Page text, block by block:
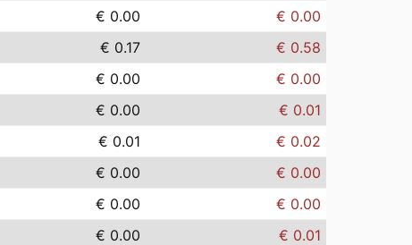
€ 0.00
€ 0.00
€ 0.17
€ 0.58
€ 0.00
€ 0.00
€ 0.00
€ 0.01
€ 0.01
€ 0.02
€ 0.00
€ 0.00
€ 0.00
€ 0.00
€ 0.00 € 0.01